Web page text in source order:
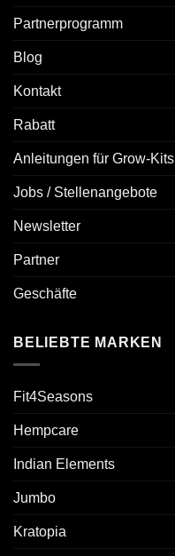
Partnerprogramm
Blog
Kontakt
Rabatt
Anleitungen für Grow-Kits
Jobs / Stellenangebote
Newsletter
Partner
Geschäfte
BELIEBTE MARKEN
Fit4Seasons
Hempcare
Indian Elements
Jumbo
Kratopia